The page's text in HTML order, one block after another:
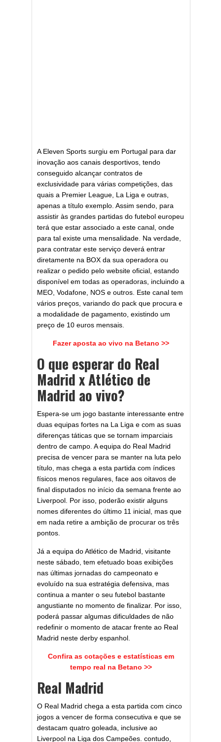
A Eleven Sports surgiu em Portugal para dar
inovação aos canais desportivos, tendo
conseguido alcançar contratos de
exclusividade para várias competições, das
quais a Premier League, La Liga e outras,
apenas a título exemplo. Assim sendo, para
assistir às grandes partidas do futebol europeu
terá que estar associado a este canal, onde
para tal existe uma mensalidade. Na verdade,
para contratar este serviço deverá entrar
diretamente na BOX da sua operadora ou
realizar o pedido pelo website oficial, estando
disponível em todas as operadoras, incluindo a
MEO, Vodafone, NOS e outros. Este canal tem
vários preços, variando do pack que procura e
a modalidade de pagamento, existindo um
preço de 10 euros mensais.
Fazer aposta ao vivo na Betano >>
O que esperar do Real
Madrid x Atlético de
Madrid ao vivo?
Espera-se um jogo bastante interessante entre
duas equipas fortes na La Liga e com as suas
diferenças táticas que se tornam imparciais
dentro de campo. A equipa do Real Madrid
precisa de vencer para se manter na luta pelo
título, mas chega a esta partida com índices
físicos menos regulares, face aos oitavos de
final disputados no início da semana frente ao
Liverpool. Por isso, poderão existir alguns
nomes diferentes do último 11 inicial, mas que
em nada retire a ambição de procurar os três
pontos.
Já a equipa do Atlético de Madrid, visitante
neste sábado, tem efetuado boas exibições
nas últimas jornadas do campeonato e
evoluído na sua estratégia defensiva, mas
continua a manter o seu futebol bastante
angustiante no momento de finalizar. Por isso,
poderá passar algumas dificuldades de não
redefinir o momento de atacar frente ao Real
Madrid neste derby espanhol.
Confira as cotações e estatísticas em
tempo real na Betano >>
Real Madrid
O Real Madrid chega a esta partida com cinco
jogos a vencer de forma consecutiva e que se
destacam quatro goleada, inclusive ao
Liverpool na Liga dos Campeões. contudo,